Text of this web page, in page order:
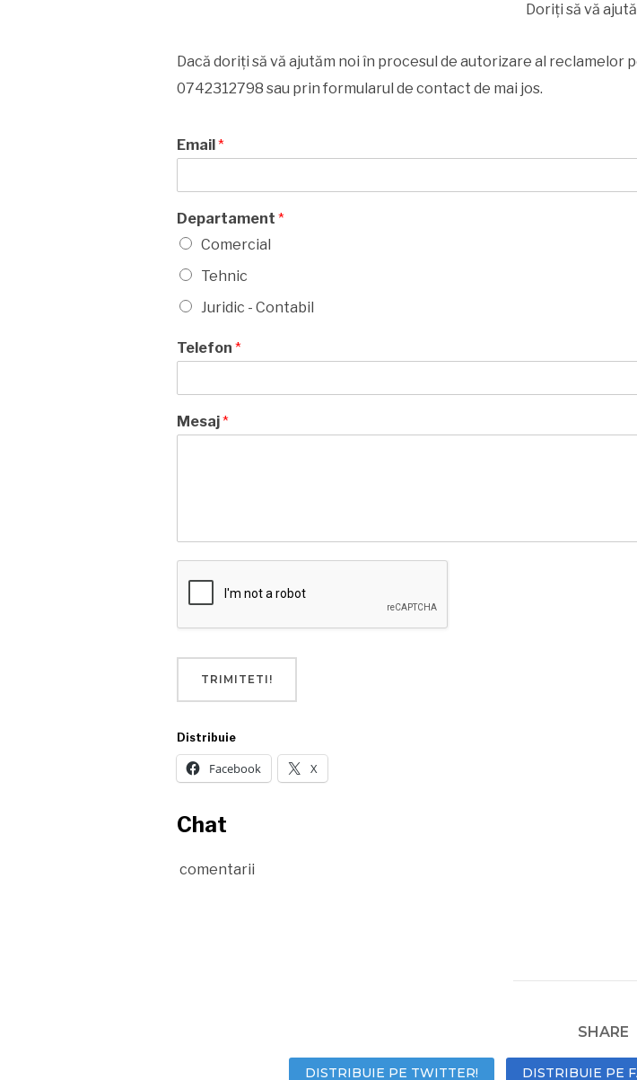
Doriți să vă
Dacă doriți să vă ajutăm noi în procesul de autorizare al
0742312798 sau prin formularul de contact de mai jos.
Email*
Departament *
Comercial
Tehnic
Juridic - Contabil
Telefon *
Mesaj*
TRIMITETI!
Distribuie
Facebook X
Chat
comentarii
SHARE
DISTRIBUIE PE TWITTER! DISTRIBUIE PE